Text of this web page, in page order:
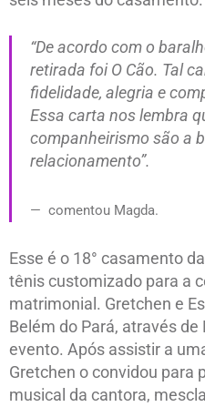
“De acordo com o
retirada foi O Cão. Tal
fidelidade, alegria e
Essa carta nos lembra
companheirismo são a
relacionamento”.
comentou Magda.
Esse é o 18° casamento
tênis customizado para a
matrimonial. Gretchen e
Belém do Pará, através
evento. Após assistir a
Gretchen o convidou para
musical da cantora,